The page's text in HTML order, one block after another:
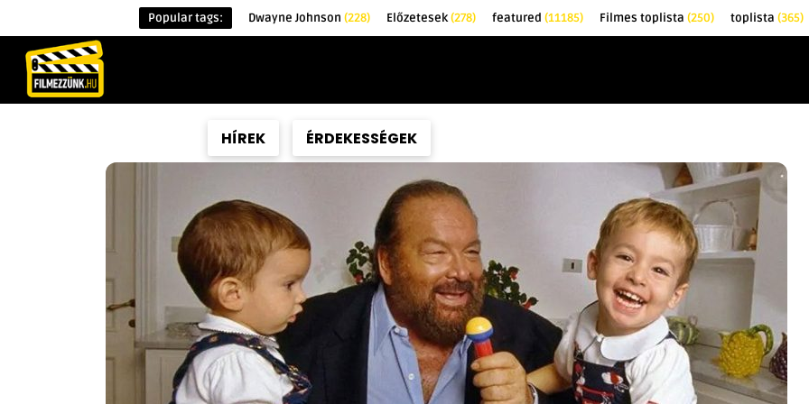
Popular tags: Dwayne Johnson (228) Előzetesek(278) featured (11185) Filmes toplista (250) toplista (365)
HÍREK ÉRDEKESSÉGEK